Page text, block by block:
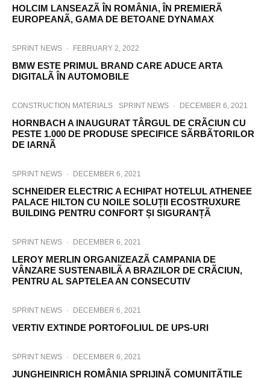
HOLCIM LANSEAZÃ ÎN ROMÂNIA, ÎN PREMIERÃ
EUROPEANÃ, GAMA DE BETOANE DYNAMAX
SPRINT NEWS · FEBRUARY 2, 2022
BMW ESTE PRIMUL BRAND CARE ADUCE ARTA
DIGITALÃ ÎN AUTOMOBILE
CONSTRUCTION MATERIALS SPRINT NEWS · DECEMBER 6, 2021
HORNBACH A INAUGURAT TÂRGUL DE CRÃCIUN CU
PESTE 1.000 DE PRODUSE SPECIFICE SÃRBÃTORILOR
DE IARNÃ
SPRINT NEWS · DECEMBER 6, 2021
SCHNEIDER ELECTRIC A ECHIPAT HOTELUL ATHENEE
PALACE HILTON CU NOILE SOLUȚII ECOSTRUXURE
BUILDING PENTRU CONFORT ȘI SIGURANȚÃ
SPRINT NEWS · DECEMBER 6, 2021
LEROY MERLIN ORGANIZEAZÃ CAMPANIA DE
VÂNZARE SUSTENABILÃ A BRAZILOR DE CRÃCIUN,
PENTRU AL SAPTELEA AN CONSECUTIV
SPRINT NEWS · DECEMBER 6, 2021
VERTIV EXTINDE PORTOFOLIUL DE UPS-URI
SPRINT NEWS · DECEMBER 6, 2021
JUNGHEINRICH ROMÂNIA SPRIJINÃ COMUNITÃTILE